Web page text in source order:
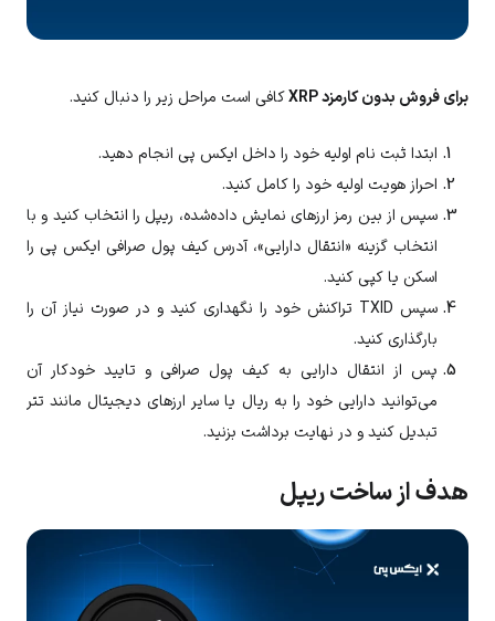
برای فروش بدون کارمزد XRP کافی است مراحل زیر را دنبال کنید.
ابتدا ثبت نام اولیه خود را داخل ایکس پی انجام دهید.
احراز هویت اولیه خود را کامل کنید.
سپس از بین رمز ارزهای نمایش ‌داده‌شده، ریپل را انتخاب کنید و با
انتخاب گزینه «انتقال دارایی»، آدرس کیف پول صرافی ایکس پی را
اسکن یا کپی کنید.
سپس TXID تراکنش خود را نگهداری کنید و در صورت نیاز آن را
بارگذاری کنید.
پس از انتقال دارایی به کیف پول صرافی و تایید خودکار آن
می‌توانید دارایی خود را به ریال یا سایر ارزهای دیجیتال مانند تتر
تبدیل کنید و در نهایت برداشت بزنید.
هدف از ساخت ریپل